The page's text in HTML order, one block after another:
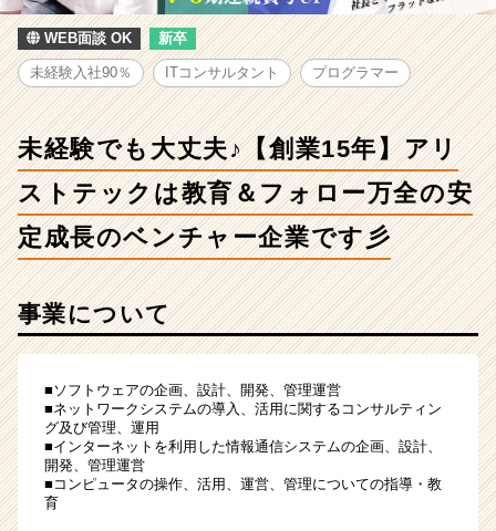
夫
♪【創
業
15
リ
ス
ト
ッ
育
フ
ォ
ー
万
WEB面談 OK 新卒
未経験入社90％ ITコンサルタント プログラマー
未経験でも大丈夫♪【創業15年】アリ
ストテックは教育＆フォロー万全の安
定成長のベンチャー企業です彡
事業について
■ソフトウェアの企画、設計、開発、管理運営
■ネットワークシステムの導入、活用に関するコンサルティン
グ及び管理、運用
■インターネットを利用した情報通信システムの企画、設計、
開発、管理運営
■コンピュータの操作、活用、運営、管理についての指導・教
育